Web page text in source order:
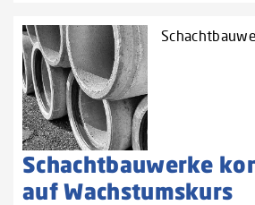
Schachtbauwerke
auf Wachstumskurs